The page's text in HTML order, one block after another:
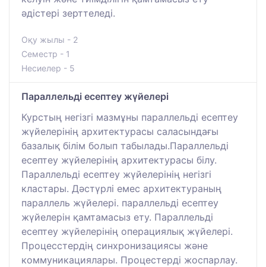
әдістері зерттеледі.
Оқу жылы - 2
Семестр - 1
Несиелер - 5
Параллельді есептеу жүйелері
Курстың негізгі мазмұны параллельді есептеу
жүйелерінің архитектурасы саласындағы
базалық білім болып табылады.Параллельді
есептеу жүйелерінің архитектурасы білу.
Параллельді есептеу жүйелерінің негізгі
кластары. Дәстүрлі емес архитектураның
параллель жүйелері. параллельді есептеу
жүйелерін қамтамасыз ету. Параллельді
есептеу жүйелерінің операциялық жүйелері.
Процесстердің синхронизациясы және
коммуникациялары. Процестерді жоспарлау.